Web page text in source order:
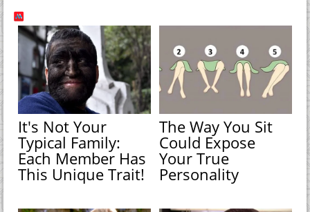
It's Not Your
Typical Family:
Each Member Has
This Unique Trait!
The Way You Sit
Could Expose
Your True
Personality